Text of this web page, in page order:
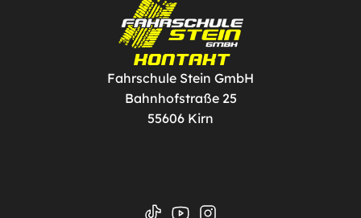
KONTAKT
Fahrschule Stein GmbH
Bahnhofstraße 25
55606 Kirn